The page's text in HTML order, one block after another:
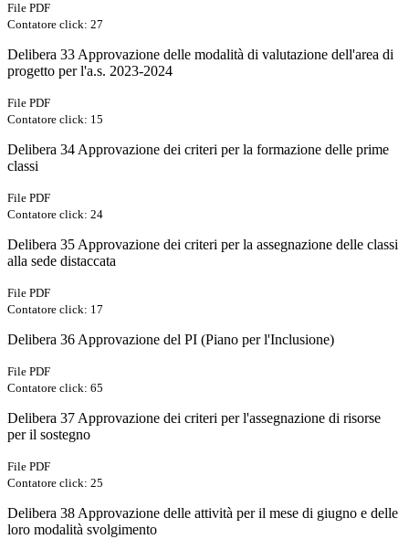
File PDF
Contatore click: 27
Delibera 33 Approvazione delle modalità di valutazione dell'area di
progetto per l'a.s. 2023-2024
File PDF
Contatore click: 15
Delibera 34 Approvazione dei criteri per la formazione delle prime
classi
File PDF
Contatore click: 24
Delibera 35 Approvazione dei criteri per la assegnazione delle classi
alla sede distaccata
File PDF
Contatore click: 17
Delibera 36 Approvazione del PI (Piano per l'Inclusione)
File PDF
Contatore click: 65
Delibera 37 Approvazione dei criteri per l'assegnazione di risorse
per il sostegno
File PDF
Contatore click: 25
Delibera 38 Approvazione delle attività per il mese di giugno e delle
loro modalità svolgimento